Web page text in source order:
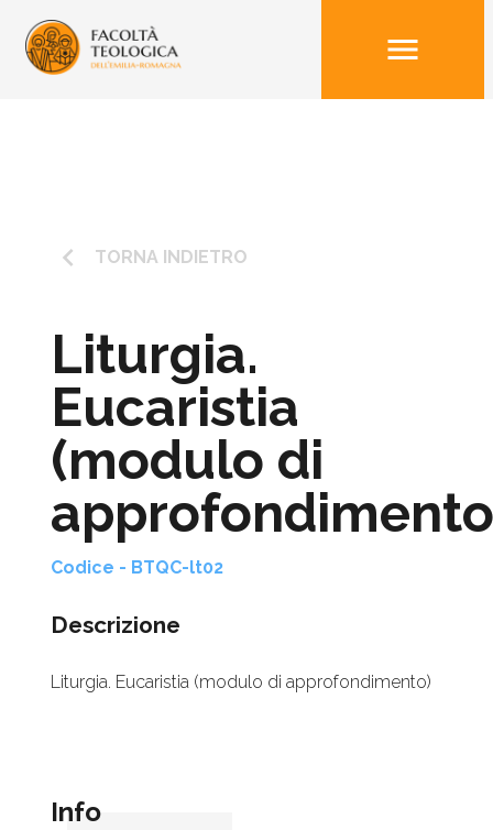
menu
keyboard_arrow_left TORNA INDIETRO
Liturgia.
Eucaristia
(modulo di
Codice - BTQC-lt02
Descrizione
Liturgia. Eucaristia (modulo di approfondimento)
Info